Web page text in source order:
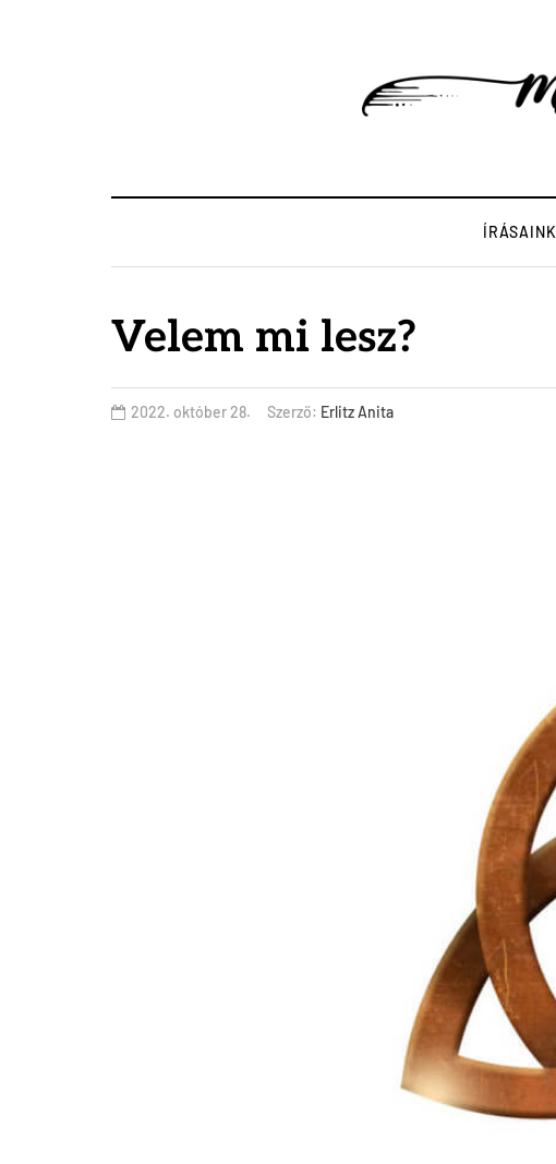
ÍRÁSAINK
Velem mi lesz?
2022. október 28. Szerző: Erlitz Anita